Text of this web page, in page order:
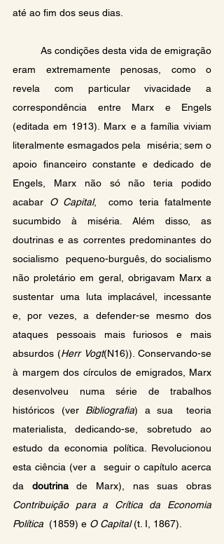
até ao fim dos seus dias.
eram extremamente penosas, como o
revela com particular vivacidade a
correspondência entre Marx e Engels
(editada em 1913). Marx e a família viviam
literalmente esmagados pela  miséria; sem o
apoio financeiro constante e dedicado de
Engels, Marx não só não teria podido
acabar O Capital,  como teria fatalmente
sucumbido à miséria. Além disso, as
doutrinas e as correntes predominantes do
socialismo  pequeno-burguês, do socialismo
não proletário em geral, obrigavam Marx a
sustentar uma luta implacável, incessante
e, por vezes, a defender-se mesmo dos
ataques pessoais mais furiosos e mais
absurdos (Herr Vogt(N16)). Conservando-se
à margem dos círculos de emigrados, Marx
desenvolveu numa série de trabalhos
históricos (ver Bibliografia) a sua  teoria
materialista, dedicando-se, sobretudo ao
estudo da economia política. Revolucionou
esta ciência (ver a  seguir o capítulo acerca
da doutrina
Contribuição para a Crítica da Economia
Política
  (1859) e
O Capital (t. I, 1867).